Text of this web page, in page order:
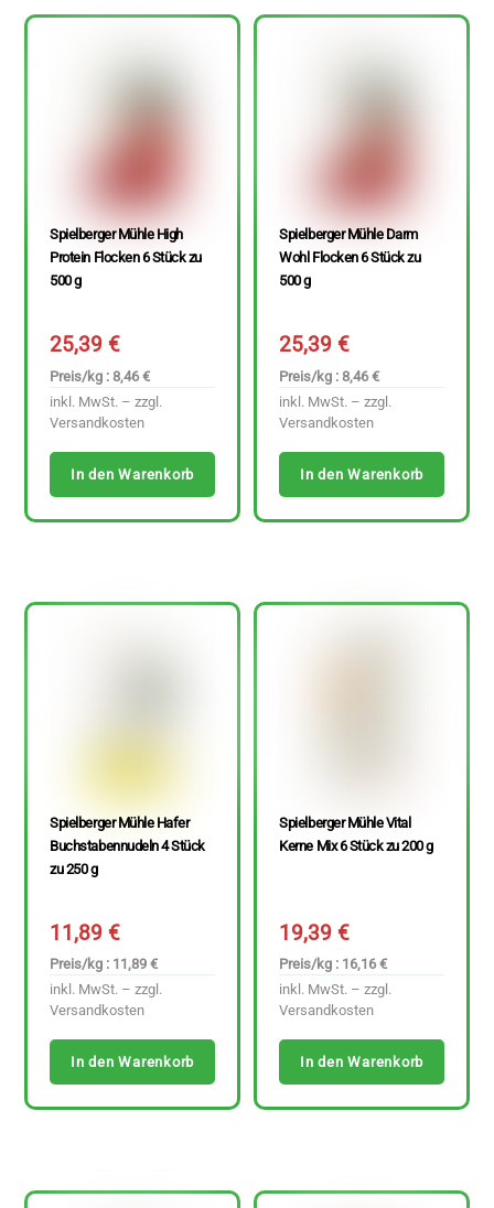
Spielberger Mühle High
Protein Flocken 6 Stück zu
500 g
25,39€
Preis/kg : 8,46 €
inkl. MwSt. – zzgl.
Versandkosten
In den Warenkorb
Spielberger Mühle Darm
Wohl Flocken 6 Stück zu
500 g
25,39€
Preis/kg : 8,46 €
inkl. MwSt. – zzgl.
Versandkosten
In den Warenkorb
Spielberger Mühle Hafer
Buchstabennudeln 4 Stück
zu 250 g
11,89€
Preis/kg : 11,89 €
inkl. MwSt. – zzgl.
Versandkosten
In den Warenkorb
Spielberger Mühle Vital
Kerne Mix 6 Stück zu 200 g
19,39€
Preis/kg : 16,16 €
inkl. MwSt. – zzgl.
Versandkosten
In den Warenkorb